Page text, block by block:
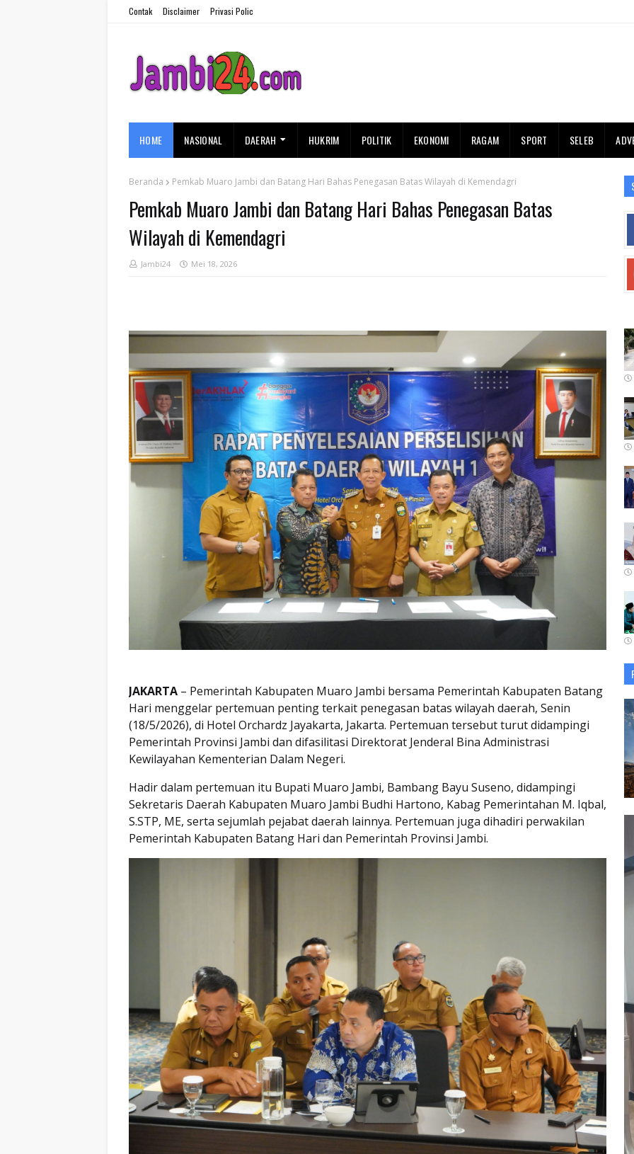
Contak Disclaimer Privasi Polic
HOME NASIONAL DAERAH HUKRIM POLITIK EKONOMI RAGAM SPORT SELEB
Beranda Pemkab Muaro Jambi dan Batang Hari Bahas Penegasan Batas Wilayah di Kemendagri
Pemkab Muaro Jambi dan Batang Hari Bahas Penegasan Batas
Wilayah di Kemendagri
Jambi24 Mei 18, 2026
JAKARTA – Pemerintah Kabupaten Muaro Jambi bersama Pemerintah Kabupaten Batang
Hari menggelar pertemuan penting terkait penegasan batas wilayah daerah, Senin
(18/5/2026), di Hotel Orchardz Jayakarta, Jakarta. Pertemuan tersebut turut didampingi
Pemerintah Provinsi Jambi dan difasilitasi Direktorat Jenderal Bina Administrasi
Kewilayahan Kementerian Dalam Negeri.
Hadir dalam pertemuan itu Bupati Muaro Jambi, Bambang Bayu Suseno, didampingi
Sekretaris Daerah Kabupaten Muaro Jambi Budhi Hartono, Kabag Pemerintahan M. Iqbal,
S.STP, ME, serta sejumlah pejabat daerah lainnya. Pertemuan juga dihadiri perwakilan
Pemerintah Kabupaten Batang Hari dan Pemerintah Provinsi Jambi.